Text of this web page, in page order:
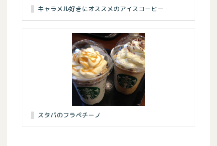
キャラメル好きにオススメのアイスコーヒー
スタバのフラペチーノ